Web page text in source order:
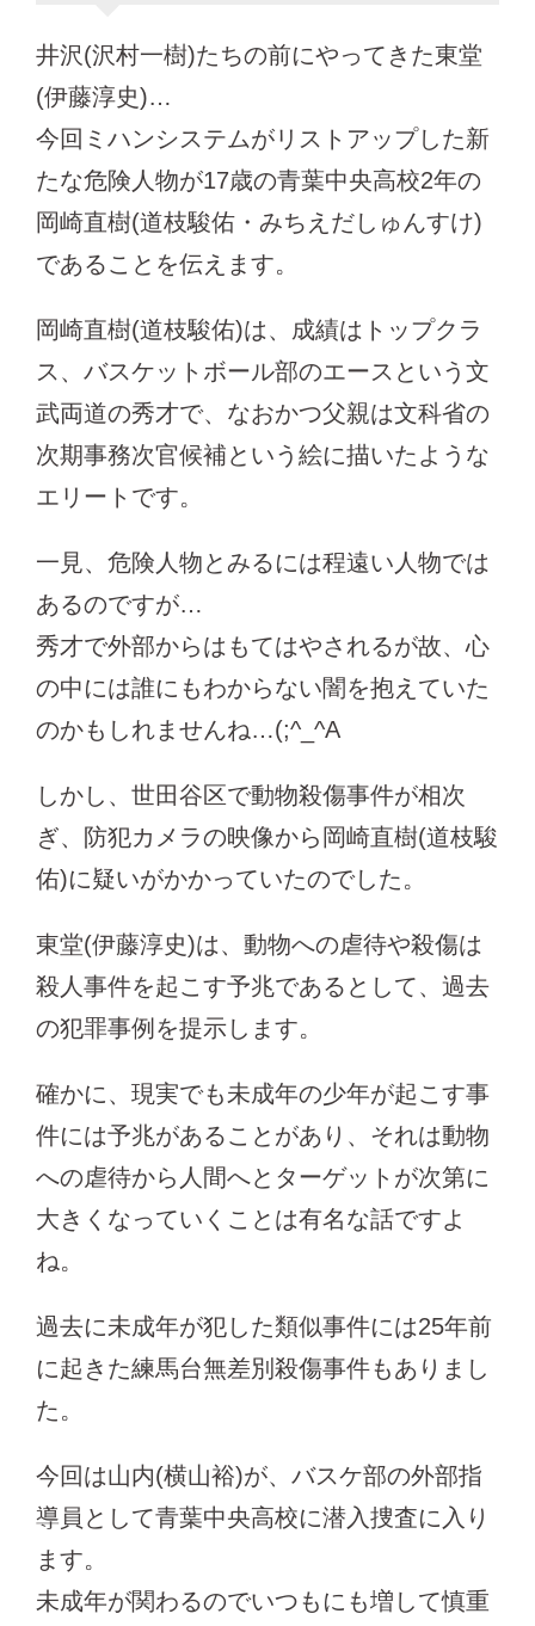
井沢(沢村一樹)たちの前にやってきた東堂
(伊藤淳史)…
今回ミハンシステムがリストアップした新
たな危険人物が17歳の青葉中央高校2年の
岡崎直樹(道枝駿佑・みちえだしゅんすけ)
であることを伝えます。
岡崎直樹(道枝駿佑)は、成績はトップクラ
ス、バスケットボール部のエースという文
武両道の秀才で、なおかつ父親は文科省の
次期事務次官候補という絵に描いたような
エリートです。
一見、危険人物とみるには程遠い人物では
あるのですが…
秀才で外部からはもてはやされるが故、心
の中には誰にもわからない闇を抱えていた
のかもしれませんね…(;^_^A
しかし、世田谷区で動物殺傷事件が相次
ぎ、防犯カメラの映像から岡崎直樹(道枝駿
佑)に疑いがかかっていたのでした。
東堂(伊藤淳史)は、動物への虐待や殺傷は
殺人事件を起こす予兆であるとして、過去
の犯罪事例を提示します。
確かに、現実でも未成年の少年が起こす事
件には予兆があることがあり、それは動物
への虐待から人間へとターゲットが次第に
大きくなっていくことは有名な話ですよ
ね。
過去に未成年が犯した類似事件には25年前
に起きた練馬台無差別殺傷事件もありまし
た。
今回は山内(横山裕)が、バスケ部の外部指
導員として青葉中央高校に潜入捜査に入り
ます。
未成年が関わるのでいつもにも増して慎重